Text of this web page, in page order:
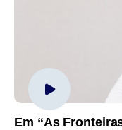
Em “As